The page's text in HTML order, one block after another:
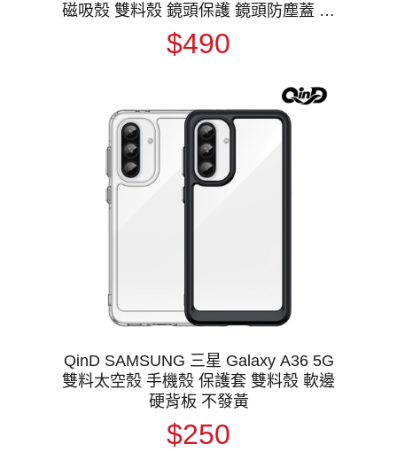
磁吸殼 雙料殼 鏡頭保護 鏡頭防塵蓋 鏡
頭蓋 支援 MagSafe
$490
QinD SAMSUNG 三星 Galaxy A36 5G
雙料太空殼 手機殼 保護套 雙料殼 軟邊
硬背板 不發黃
$250